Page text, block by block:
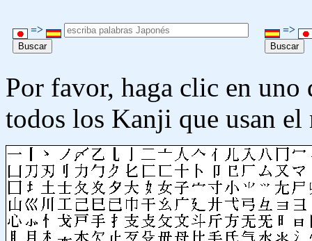
=> =>
Por favor, haga clic en uno
todos los Kanji que usan